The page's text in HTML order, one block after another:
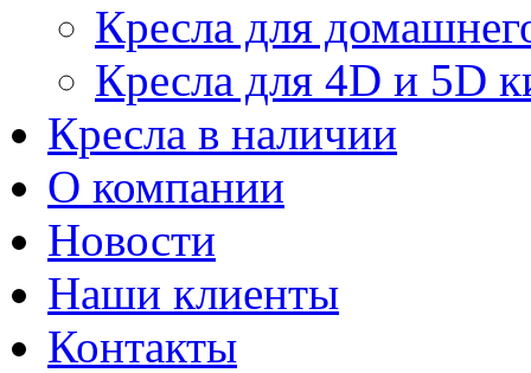
Кресла для
Кресла для 4D и 5D
Кресла в наличии
О компании
Новости
Наши клиенты
Контакты